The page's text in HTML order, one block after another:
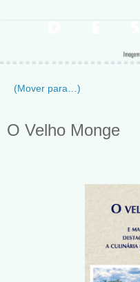
O Velho Monge